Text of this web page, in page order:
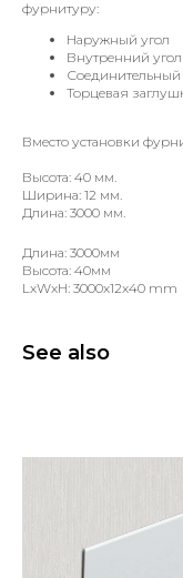
фурнитуру:
Наружный угол
Внутренний угол
Соединительный
Торцевая
Вместо установки
Высота: 40 мм.
Ширина: 12 мм.
Длина: 3000 мм.
Длина: 3000мм
Высота: 40мм
LxWxH: 3000x12x40 mm
See also